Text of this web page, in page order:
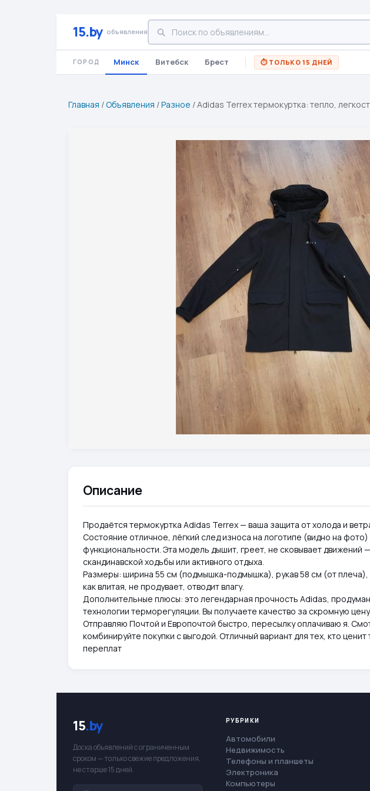
15.by объявления
ГОРОД Минск Витебск Брест ⏱ ТОЛЬКО 15 ДНЕЙ
Главная /Объявления /Разное /Adidas Terrex термокуртка: тепло,
Описание
Продаётся термокуртка Adidas Terrex — ваша защита от холода и
Состояние отличное, лёгкий след износа на логотипе (видно на
функциональности. Эта модель дышит, греет, не сковывает движений
скандинавской ходьбы или активного отдыха.
Размеры: ширина 55 см (подмышка-подмышка), рукав 58 см (от плеча),
как влитая, не продувает, отводит влагу.
Дополнительные плюсы: это легендарная прочность Adidas,
технологии терморегуляции. Вы получаете качество за скромную
Отправляю Почтой и Европочтой быстро, пересылку оплачиваю я.
комбинируйте покупки с выгодой. Отличный вариант для тех, кто
переплат
15.by
Доска объявлений с ограниченным
сроком — только свежие предложения,
не старше 15 дней.
РУБРИКИ
Автомобили
Недвижимость
Телефоны и планшеты
Электроника
Компьютеры